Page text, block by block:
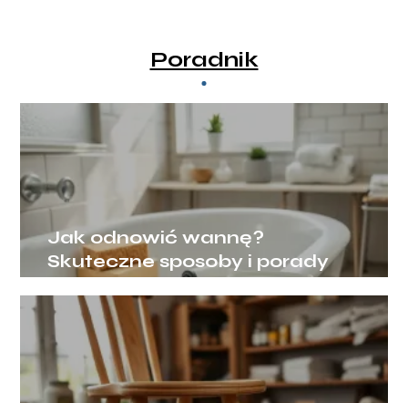
Poradnik
Jak odnowić wannę?
Skuteczne sposoby i porady